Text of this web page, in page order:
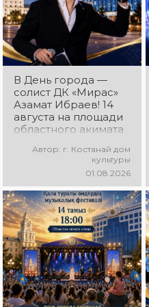
постановки, яркие
образы,
зажигательные
ритмы и
праздничное
настроение!
В День города —
солист ДК «Мирас»
Азамат Ибраев! 14
августа на площади
областного акимата
концертная
программа Азамата
Ибраева! Вас ждут
любимые песни,
яркое выступление,
мощная энергия и
праздничное
настроение!
Автор: г. Костанай дом
культуры
01.08.2026